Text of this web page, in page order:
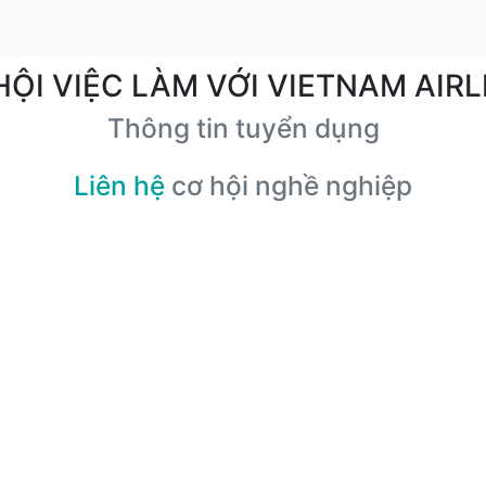
VIỆC LÀM VỚI VIETNAM
Thông tin tuyển dụng
Liên hệ cơ hội nghề nghiệp